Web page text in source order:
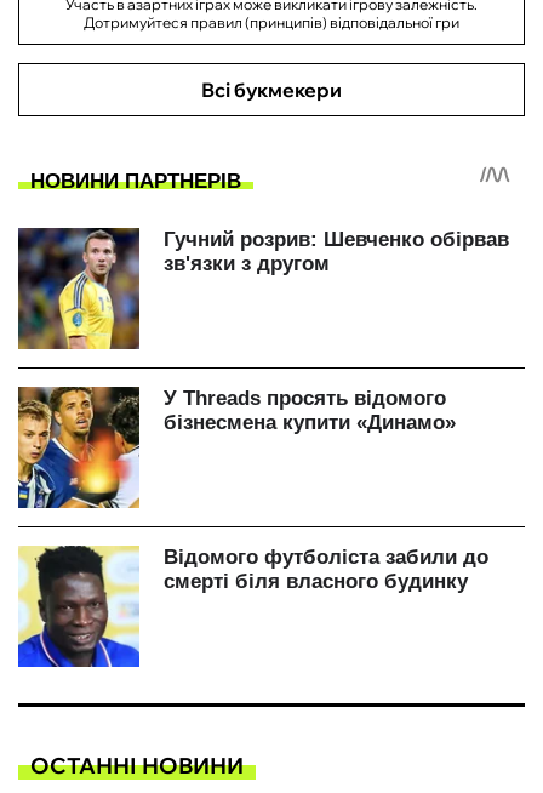
Участь в азартних іграх може викликати ігрову залежність.
Дотримуйтеся правил (принципів) відповідальної гри
Всі букмекери
ОСТАННІ НОВИНИ